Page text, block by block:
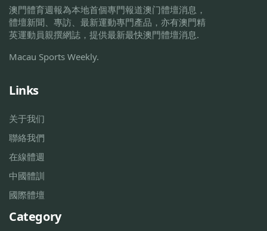
澳門體育週報為本地首個專門報道澳门體壇消息，
體壇新聞、專訪、最新運動專門產品，亦有澳門精
英運動員親撰網誌，提供最新最快澳門體壇消息.
Macau Sports Weekly.
Links
关于我们
聯絡我們
在線體週
中國體訓
國際體壇
Category